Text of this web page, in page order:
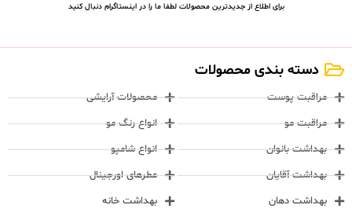
برای اطلاع از جدیدترین محصولات لطفا ما را در اینستاگرام دنبال کنید
دسته بندی محصولات
مراقبت پوست
مراقبت مو
بهداشت بانوان
بهداشت آقایان
بهداشت دهان
محصولات آرایشی
انواع رنگ مو
انواع شامپو
عطرهای اورجینال
بهداشت خانه